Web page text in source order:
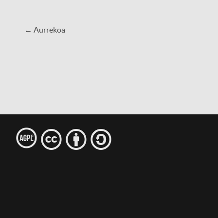
← Aurrekoa
lcbs